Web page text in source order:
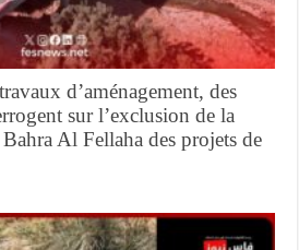
d’aménagement, des
sur l’exclusion de la
Al Fellaha des projets de